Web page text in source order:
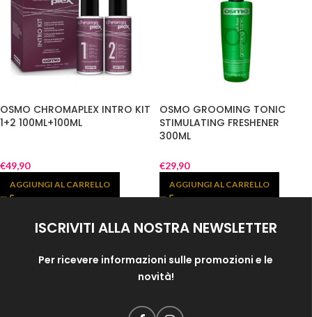
OSMO CHROMAPLEX INTRO KIT
1+2 100ML+100ML
€49,90
AGGIUNGI AL CARRELLO
OSMO GROOMING TONIC
STIMULATING FRESHENER
300ML
€29,90
AGGIUNGI AL CARRELLO
ISCRIVITI ALLA NOSTRA NEWSLETTER
Per ricevere informazioni sulle promozioni e le
novità!